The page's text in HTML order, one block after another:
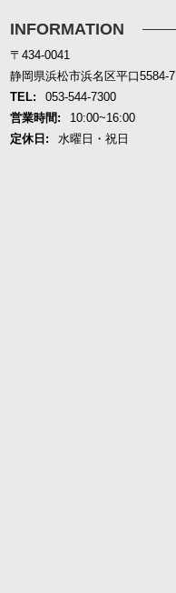
INFORMATION
〒434-0041
静岡県浜松市浜名区平口5584-7
TEL:
053-544-7300
営業時間:
10:00~16:00
定休日:
水曜日・祝日